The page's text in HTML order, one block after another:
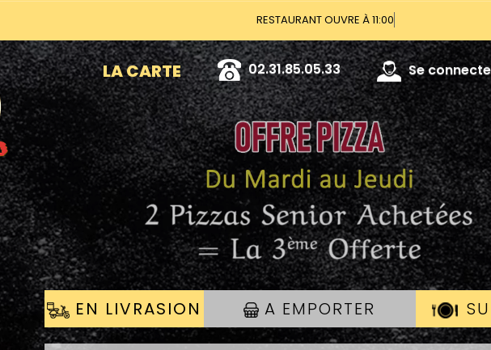
RESTAURANT OUVR
LA CARTE 02.31.85.05.33 Se
EN LIVRASION A EMPORTER